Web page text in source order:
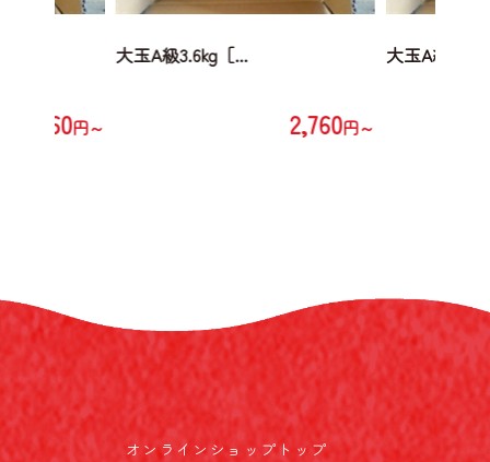
2,760円～
大玉A級3.6kg［...
2,760円～
大玉A級
オンラインショップトップ